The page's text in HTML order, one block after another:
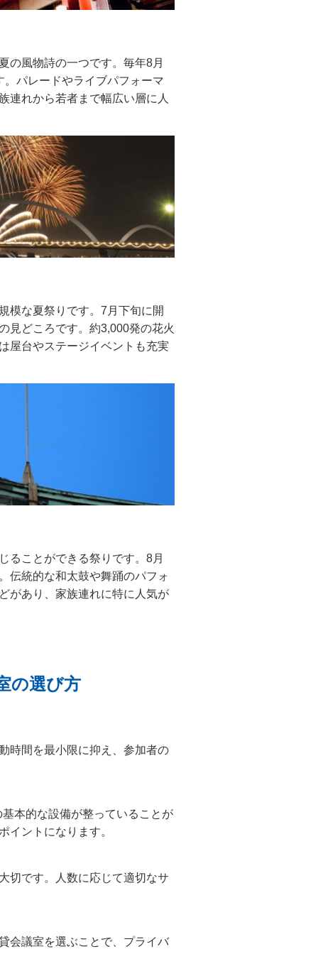
の風物詩の一つです。毎年8月
パレードやライブパフォーマ
連れから若者まで幅広い層に人
模な夏祭りです。7月下旬に開
見どころです。約3,000発の花火
屋台やステージイベントも充実
ることができる祭りです。8月
伝統的な和太鼓や舞踊のパフォ
があり、家族連れに特に人気が
の選び方
時間を最小限に抑え、参加者の
本的な設備が整っていることが
イントになります。
切です。人数に応じて適切なサ
会議室を選ぶことで、プライバ